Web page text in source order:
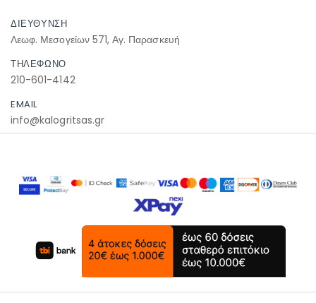
ΔΙΕΥΘΥΝΣΗ
Λεωφ. Μεσογείων 571, Αγ. Παρασκευή
ΤΗΛΕΦΩΝΟ
210-601-4142
EMAIL
info@kalogritsas.gr